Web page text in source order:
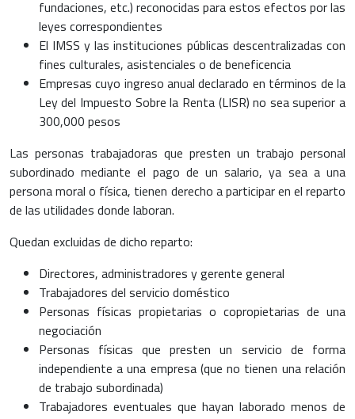
fundaciones, etc.) reconocidas para estos efectos por las
leyes correspondientes
El IMSS y las instituciones públicas descentralizadas con
fines culturales, asistenciales o de beneficencia
Empresas cuyo ingreso anual declarado en términos de la
Ley del Impuesto Sobre la Renta (LISR) no sea superior a
300,000 pesos
Las personas trabajadoras que presten un trabajo personal
subordinado mediante el pago de un salario, ya sea a una
persona moral o física, tienen derecho a participar en el reparto
de las utilidades donde laboran.
Quedan excluidas de dicho reparto:
Directores, administradores y gerente general
Trabajadores del servicio doméstico
Personas físicas propietarias o copropietarias de una
negociación
Personas físicas que presten un servicio de forma
independiente a una empresa (que no tienen una relación
de trabajo subordinada)
Trabajadores eventuales que hayan laborado menos de